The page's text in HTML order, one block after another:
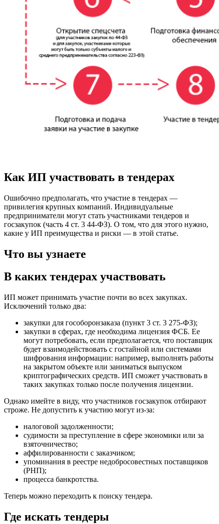
Как ИП участвовать в тендерах
Ошибочно предполагать, что участие в тендерах —
привилегия крупных компаний. Индивидуальные
предприниматели могут стать участниками тендеров и
госзакупок (часть 4 ст. 3 44-ФЗ). О том, что для этого нужно,
какие у ИП преимущества и риски — в этой статье.
Что вы узнаете
В каких тендерах участвовать
ИП может принимать участие почти во всех закупках.
Исключений только два:
закупки для гособоронзаказа (пункт 3 ст. 3 275-ФЗ);
закупки в сферах, где необходима лицензия ФСБ. Ее
могут потребовать, если предполагается, что поставщик
будет взаимодействовать с гостайной или системами
шифрования информации: например, выполнять работы
на закрытом объекте или заниматься выпуском
криптографических средств. ИП сможет участвовать в
таких закупках только после получения лицензии.
Однако имейте в виду, что участников госзакупок отбирают
строже. Не допустить к участию могут из-за:
налоговой задолженности;
судимости за преступление в сфере экономики или за
взяточничество;
аффилированности с заказчиком;
упоминания в реестре недобросовестных поставщиков
(РНП);
процесса банкротства.
Теперь можно переходить к поиску тендера.
Где искать тендеры